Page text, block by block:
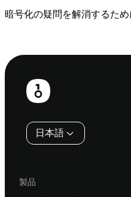
暗号化の疑問を解消するため
フ
日本語
製品